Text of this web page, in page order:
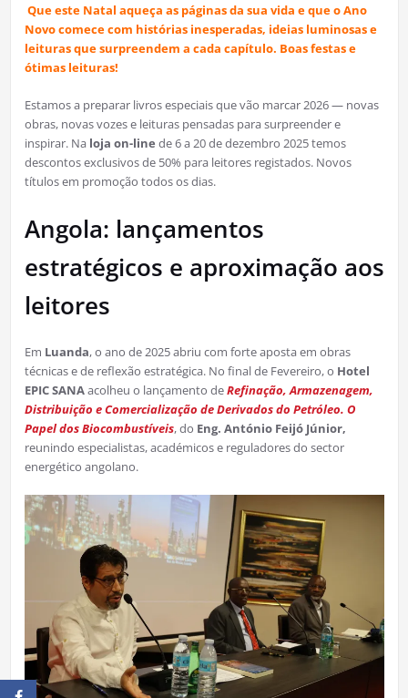
Que este Natal aqueça as páginas da sua vida e que o Ano
Novo comece com histórias inesperadas, ideias luminosas e
leituras que surpreendem a cada capítulo. Boas festas e
ótimas leituras!
Estamos a preparar livros especiais que vão marcar 2026 — novas
obras, novas vozes e leituras pensadas para surpreender e
inspirar. Na loja on-line de 6 a 20 de dezembro 2025 temos
descontos exclusivos de 50% para leitores registados. Novos
títulos em promoção todos os dias.
Angola: lançamentos
estratégicos e aproximação aos
leitores
Em Luanda, o ano de 2025 abriu com forte aposta em obras
técnicas e de reflexão estratégica. No final de Fevereiro, o Hotel
EPIC SANAacolheu o lançamento deRefinação, Armazenagem,
Distribuição e Comercialização de Derivados do Petróleo. O
Papel dos Biocombustíveis, do Eng. António Feijó Júnior,
reunindo especialistas, académicos e reguladores do sector
energético angolano.